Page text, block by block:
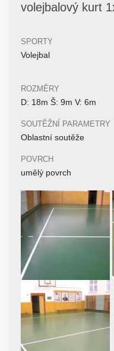
volejbalový kurt
SPORTY
Volejbal
ROZMĚRY
D: 18m Š: 9m V: 6m
SOUTĚŽNÍ PARAMETRY
Oblastní soutěže
POVRCH
umělý povrch